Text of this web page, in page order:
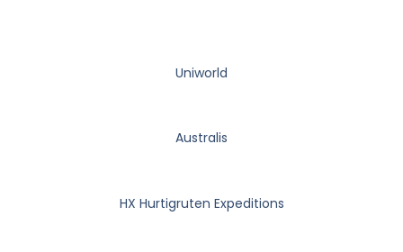
Uniworld
Australis
HX Hurtigruten Expeditions